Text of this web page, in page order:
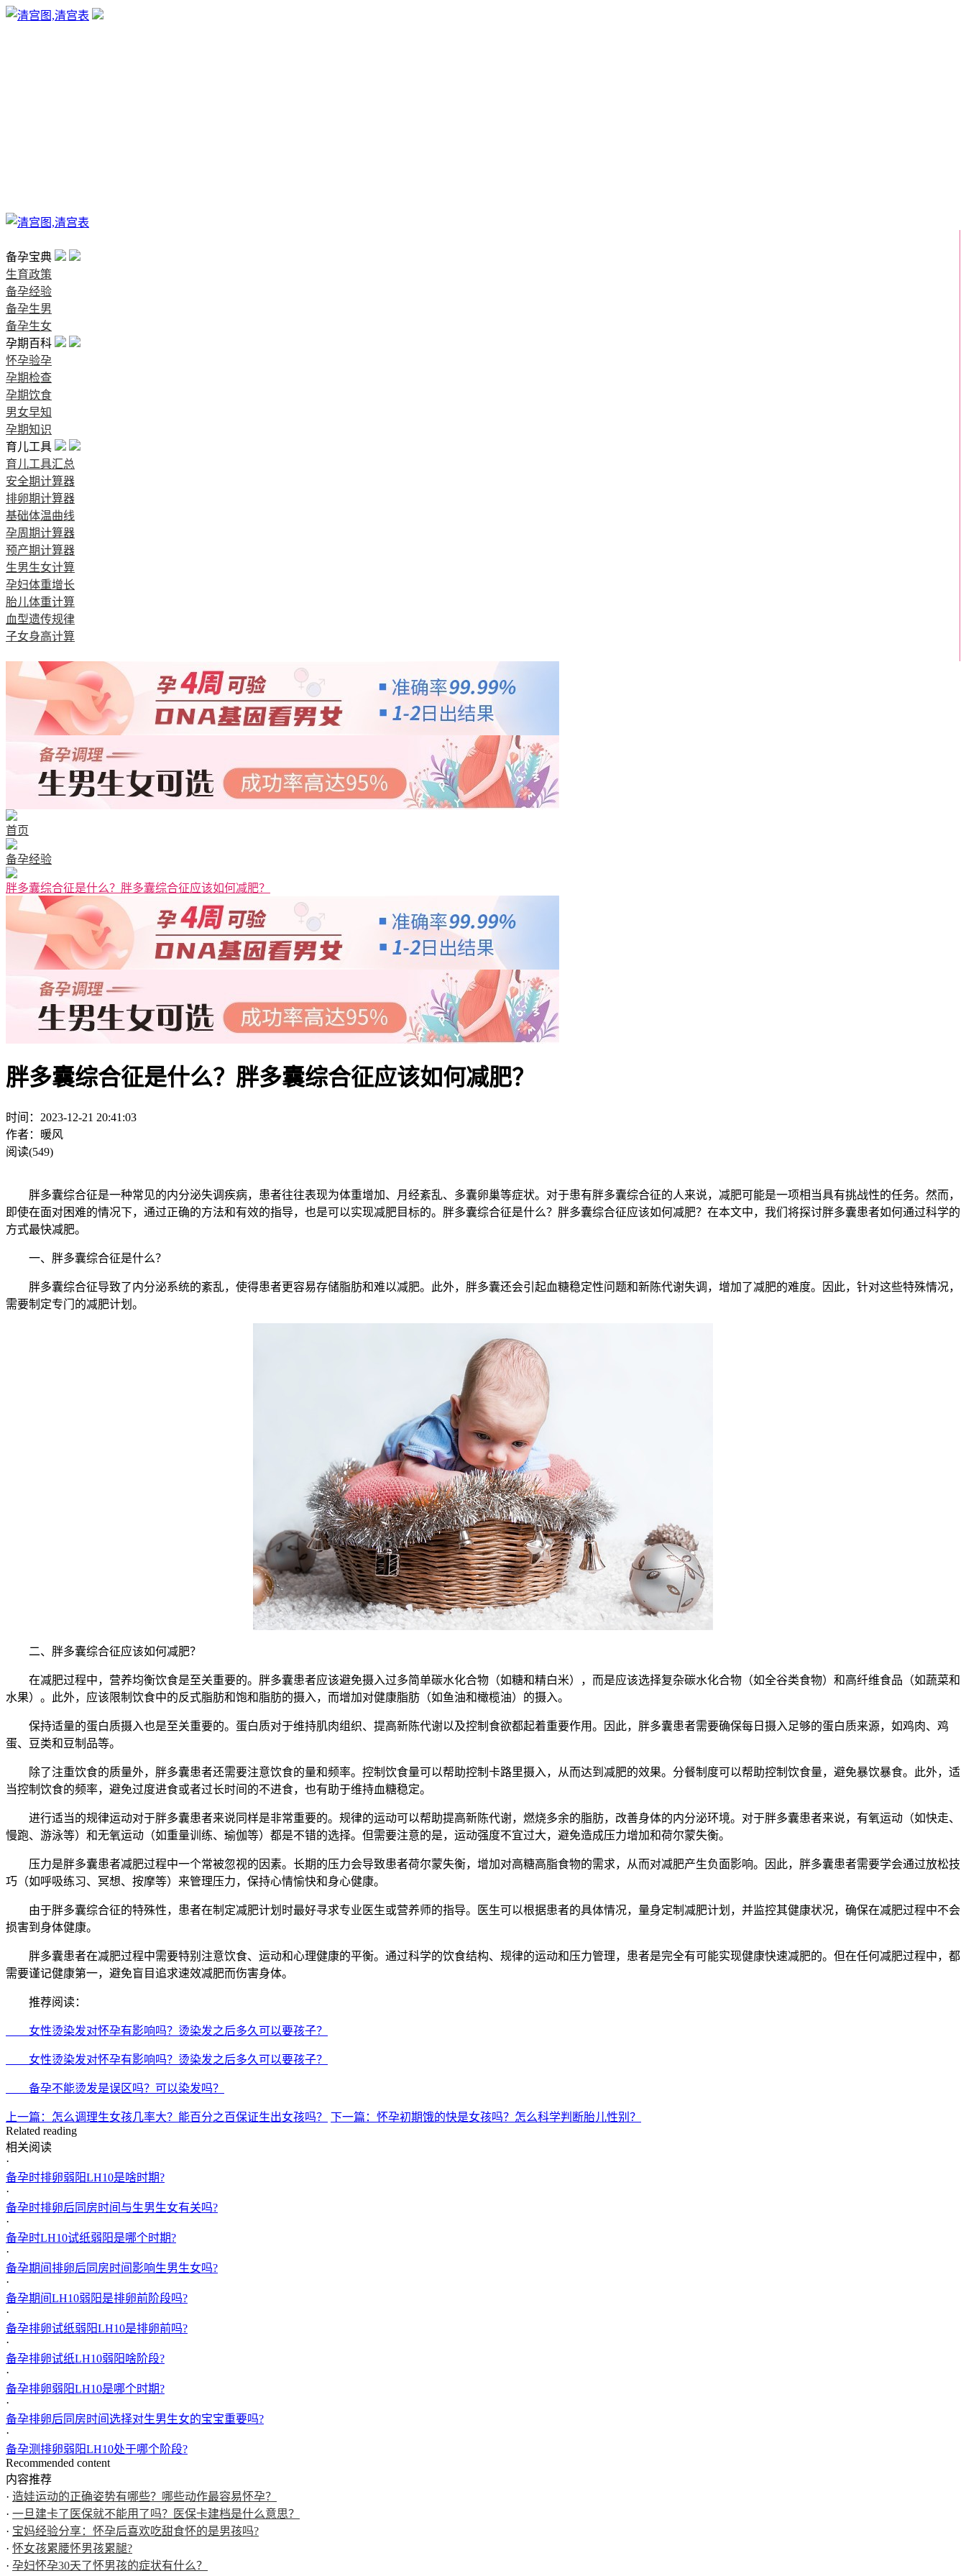
备孕宝典
生育政策
备孕经验
备孕生男
备孕生女
孕期百科
怀孕验孕
孕期检查
孕期饮食
男女早知
孕期知识
育儿工具
育儿工具汇总
安全期计算器
排卵期计算器
基础体温曲线
孕周期计算器
预产期计算器
生男生女计算
孕妇体重增长
胎儿体重计算
血型遗传规律
子女身高计算
首页
备孕经验
胖多囊综合征是什么？胖多囊综合征应该如何减肥？
胖多囊综合征是什么？胖多囊综合征应该如何减肥？
时间：2023-12-21 20:41:03
作者：暖风
阅读(549)
胖多囊综合征是一种常见的内分泌失调疾病，患者往往表现为体重增加、月经紊乱、多囊卵巢等症状。对于患有胖多囊综合征的人来说，减肥可能是一项相当具有挑战性的任务。然而，
即使在面对困难的情况下，通过正确的方法和有效的指导，也是可以实现减肥目标的。胖多囊综合征是什么？胖多囊综合征应该如何减肥？在本文中，我们将探讨胖多囊患者如何通过科学的
方式最快减肥。
一、胖多囊综合征是什么？
胖多囊综合征导致了内分泌系统的紊乱，使得患者更容易存储脂肪和难以减肥。此外，胖多囊还会引起血糖稳定性问题和新陈代谢失调，增加了减肥的难度。因此，针对这些特殊情况，
需要制定专门的减肥计划。
二、胖多囊综合征应该如何减肥？
在减肥过程中，营养均衡饮食是至关重要的。胖多囊患者应该避免摄入过多简单碳水化合物（如糖和精白米），而是应该选择复杂碳水化合物（如全谷类食物）和高纤维食品（如蔬菜和
水果）。此外，应该限制饮食中的反式脂肪和饱和脂肪的摄入，而增加对健康脂肪（如鱼油和橄榄油）的摄入。
保持适量的蛋白质摄入也是至关重要的。蛋白质对于维持肌肉组织、提高新陈代谢以及控制食欲都起着重要作用。因此，胖多囊患者需要确保每日摄入足够的蛋白质来源，如鸡肉、鸡
蛋、豆类和豆制品等。
除了注重饮食的质量外，胖多囊患者还需要注意饮食的量和频率。控制饮食量可以帮助控制卡路里摄入，从而达到减肥的效果。分餐制度可以帮助控制饮食量，避免暴饮暴食。此外，适
当控制饮食的频率，避免过度进食或者过长时间的不进食，也有助于维持血糖稳定。
进行适当的规律运动对于胖多囊患者来说同样是非常重要的。规律的运动可以帮助提高新陈代谢，燃烧多余的脂肪，改善身体的内分泌环境。对于胖多囊患者来说，有氧运动（如快走、
慢跑、游泳等）和无氧运动（如重量训练、瑜伽等）都是不错的选择。但需要注意的是，运动强度不宜过大，避免造成压力增加和荷尔蒙失衡。
压力是胖多囊患者减肥过程中一个常被忽视的因素。长期的压力会导致患者荷尔蒙失衡，增加对高糖高脂食物的需求，从而对减肥产生负面影响。因此，胖多囊患者需要学会通过放松技
巧（如呼吸练习、冥想、按摩等）来管理压力，保持心情愉快和身心健康。
由于胖多囊综合征的特殊性，患者在制定减肥计划时最好寻求专业医生或营养师的指导。医生可以根据患者的具体情况，量身定制减肥计划，并监控其健康状况，确保在减肥过程中不会
损害到身体健康。
胖多囊患者在减肥过程中需要特别注意饮食、运动和心理健康的平衡。通过科学的饮食结构、规律的运动和压力管理，患者是完全有可能实现健康快速减肥的。但在任何减肥过程中，都
需要谨记健康第一，避免盲目追求速效减肥而伤害身体。
推荐阅读：
女性烫染发对怀孕有影响吗？烫染发之后多久可以要孩子？
女性烫染发对怀孕有影响吗？烫染发之后多久可以要孩子？
备孕不能烫发是误区吗？可以染发吗？
上一篇：怎么调理生女孩几率大？能百分之百保证生出女孩吗？
下一篇：怀孕初期饿的快是女孩吗？怎么科学判断胎儿性别？
Related reading
相关阅读
·
备孕时排卵弱阳LH10是啥时期?
·
备孕时排卵后同房时间与生男生女有关吗?
·
备孕时LH10试纸弱阳是哪个时期?
·
备孕期间排卵后同房时间影响生男生女吗?
·
备孕期间LH10弱阳是排卵前阶段吗?
·
备孕排卵试纸弱阳LH10是排卵前吗?
·
备孕排卵试纸LH10弱阳啥阶段?
·
备孕排卵弱阳LH10是哪个时期?
·
备孕排卵后同房时间选择对生男生女的宝宝重要吗?
·
备孕测排卵弱阳LH10处于哪个阶段?
Recommended content
内容推荐
· 造娃运动的正确姿势有哪些？哪些动作最容易怀孕？
· 一旦建卡了医保就不能用了吗？医保卡建档是什么意思？
· 宝妈经验分享：怀孕后喜欢吃甜食怀的是男孩吗?
· 怀女孩累腰怀男孩累腿?
· 孕妇怀孕30天了怀男孩的症状有什么？